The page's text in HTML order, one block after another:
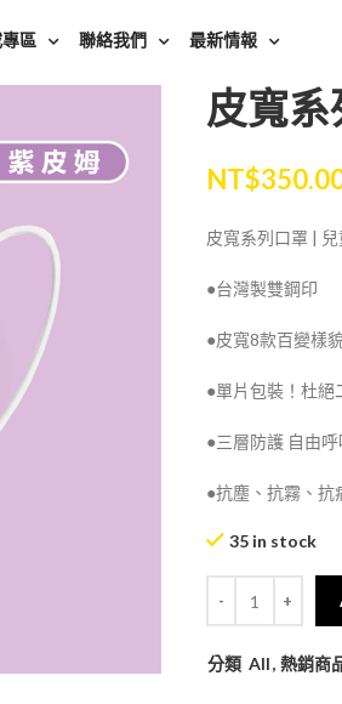
區 聯絡我們 最新情報
皮寬
NT$
皮寬系列口罩 |
●台灣製雙鋼印
●皮寬8款百變樣
●單片包裝！杜絕
●三層防護 自由
●抗塵、抗霧、抗
35 in stock
分類 All, 熱銷商